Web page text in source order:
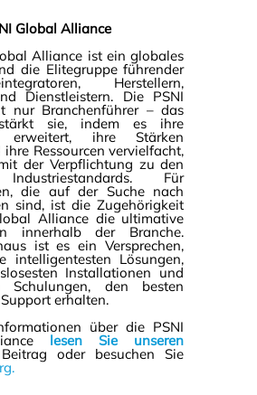
Global Alliance
Alliance ist ein globales
die Elitegruppe führender
Herstellern,
Dienstleistern. Die PSNI
nur Branchenführer – das
sie, indem es ihre
erweitert, ihre Stärken
Ressourcen vervielfacht,
der Verpflichtung zu den
Für
die auf der Suche nach
sind, ist die Zugehörigkeit
Alliance die ultimative
innerhalb der Branche.
ist es ein Versprechen,
intelligentesten Lösungen,
Installationen und
Schulungen, den besten
erhalten.
über die PSNI
lesen Sie unseren
oder besuchen Sie